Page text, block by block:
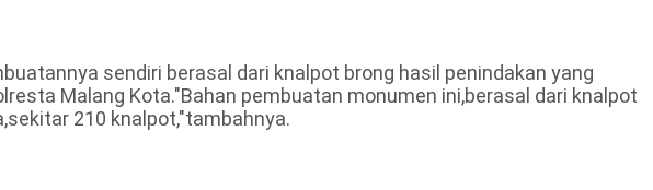
sendiri berasal dari knalpot brong hasil penindakan yang
Malang Kota."Bahan pembuatan monumen ini,berasal dari knalpot
210 knalpot,"tambahnya.